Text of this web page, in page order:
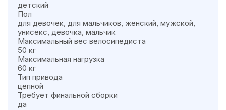
детский
Пол
для девочек, для мальчиков, женский, мужской,
унисекс, девочка, мальчик
Максимальный вес велосипедиста
50 кг
Максимальная нагрузка
60 кг
Тип привода
цепной
Требует финальной сборки
да